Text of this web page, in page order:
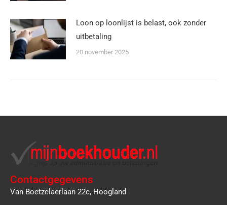
Loon op loonlijst is belast, ook zonder
uitbetaling
20 november 2025
Contactgegevens
Van Boetzelaerlaan 22c, Hoogland